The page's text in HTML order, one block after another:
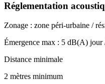
Réglementation
Zonage : zone péri-urbaine /
Émergence max : 5 dB(A) jour
Distance minimale
2 mètres minimum